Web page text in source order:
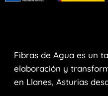
Fibras de Agua es un
elaboración y
en Llanes, Asturias